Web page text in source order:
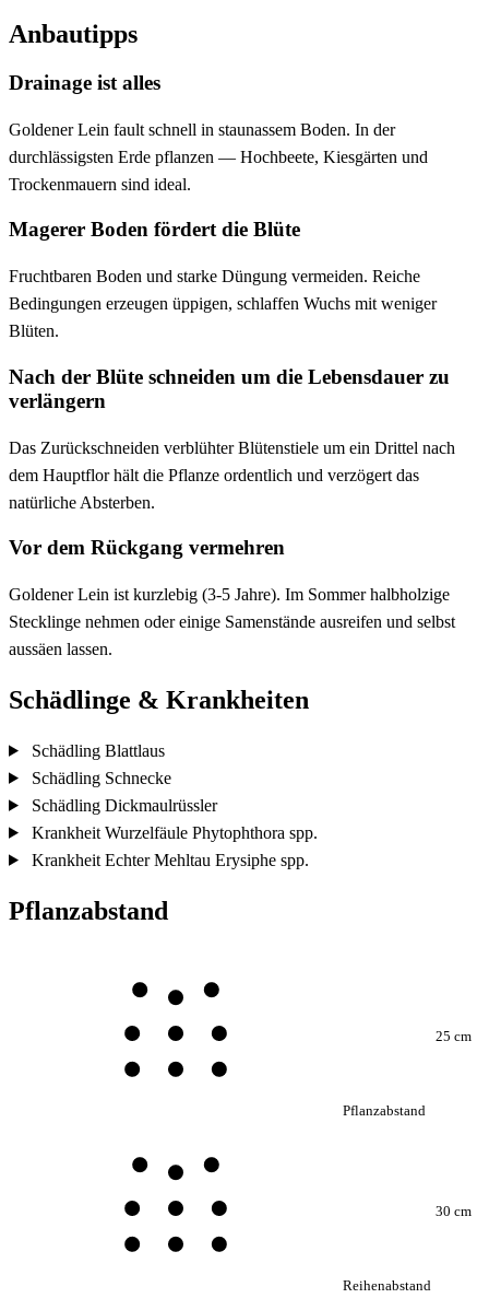
Anbautipps
Drainage ist alles
Goldener Lein fault schnell in staunassem Boden. In der
durchlässigsten Erde pflanzen — Hochbeete, Kiesgärten und
Trockenmauern sind ideal.
Magerer Boden fördert die Blüte
Fruchtbaren Boden und starke Düngung vermeiden. Reiche
Bedingungen erzeugen üppigen, schlaffen Wuchs mit weniger
Blüten.
Nach der Blüte schneiden um die Lebensdauer zu
verlängern
Das Zurückschneiden verblühter Blütenstiele um ein Drittel nach
dem Hauptflor hält die Pflanze ordentlich und verzögert das
natürliche Absterben.
Vor dem Rückgang vermehren
Goldener Lein ist kurzlebig (3-5 Jahre). Im Sommer halbholzige
Stecklinge nehmen oder einige Samenstände ausreifen und selbst
aussäen lassen.
Schädlinge & Krankheiten
Schädling Blattlaus
Schädling Schnecke
Schädling Dickmaulrüssler
Krankheit Wurzelfäule Phytophthora spp.
Krankheit Echter Mehltau Erysiphe spp.
Pflanzabstand
Pflanzabstand
25 cm
Reihenabstand
30 cm